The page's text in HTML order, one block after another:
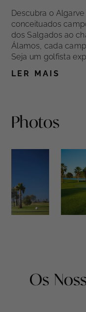
Descubra o
conceituados
dos Salgados ao
Álamos, cada
Seja um golfista
rica herança golfista.
LER MAIS
Photos
Os